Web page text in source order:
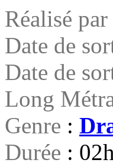
Réalisé par
Date de
Date de
Long
Genre :
Durée :